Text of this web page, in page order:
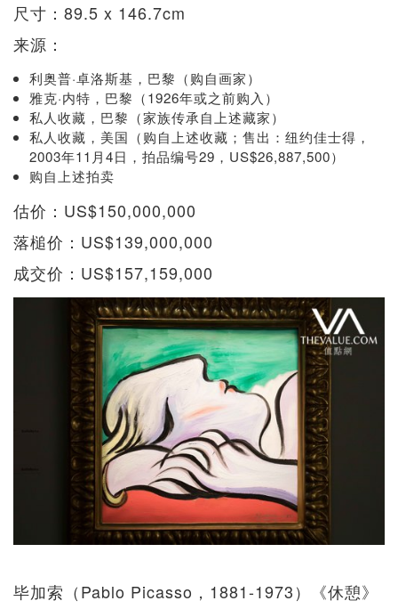
尺寸：89.5 x 146.7cm
来源：
利奥普·卓洛斯基，巴黎（购自画家）
雅克·内特，巴黎（1926年或之前购入）
私人收藏，巴黎（家族传承自上述藏家）
私人收藏，美国（购自上述收藏；售出：纽约佳士得，
2003年11月4日，拍品编号29，US$26,887,500）
购自上述拍卖
估价：US$150,000,000
落槌价：US$139,000,000
成交价：US$157,159,000
毕加索（Pablo Picasso，1881-1973）《休憩》